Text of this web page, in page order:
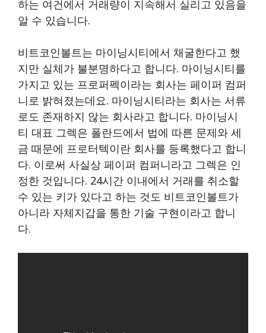
하는 여건에서 거래량이 지속해서 실리고 있음을
알 수 있습니다.
비트코인볼트는 마이닝시티에서 채굴한다고 했
지만 실체가 불분명하다고 합니다. 마이닝시티를
가지고 있는 프로퍼펙이라는 회사는 페이퍼 컴퍼
니로 밝혀졌는데요. 마이닝시티라는 회사는 서류
로도 존재하지 않는 회사라고 합니다. 마이닝시
티 대표 그렉은 폴란드에서 법에 따른 문제와 세
금 때문에 프로터텍이란 회사를 등록했다고 합니
다. 이로써 사실상 페이퍼 컴퍼니라고 그렉은 인
정한 것입니다. 24시간 이내에서 거래를 취소할
수 있는 키가 있다고 하는 것도 비트코인볼트가
아니라 자체지갑을 통한 기술 구현이라고 합니
다.